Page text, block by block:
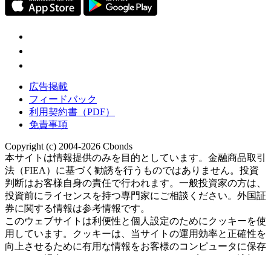
広告掲載
フィードバック
利用契約書（PDF）
免責事項
Copyright (c) 2004-2026 Cbonds
本サイトは情報提供のみを目的としています。金融商品取引
法（FIEA）に基づく勧誘を行うものではありません。投資
判断はお客様自身の責任で行われます。一般投資家の方は、
投資前にライセンスを持つ専門家にご相談ください。外国証
券に関する情報は参考情報です。
このウェブサイトは利便性と個人設定のためにクッキーを使
用しています。クッキーは、当サイトの運用効率と正確性を
向上させるために有用な情報をお客様のコンピュータに保存